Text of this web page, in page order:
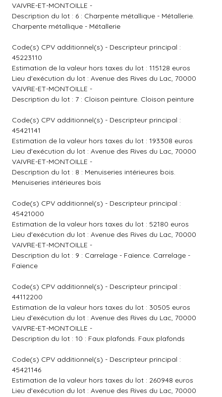
VAIVRE-ET-MONTOILLE -
Description du lot : 6 : Charpente métallique - Métallerie.
Charpente métallique - Métallerie
Code(s) CPV additionnel(s) - Descripteur principal :
45223110
Estimation de la valeur hors taxes du lot : 115128 euros
Lieu d'exécution du lot : Avenue des Rives du Lac, 70000
VAIVRE-ET-MONTOILLE -
Description du lot : 7 : Cloison peinture. Cloison peinture
Code(s) CPV additionnel(s) - Descripteur principal :
45421141
Estimation de la valeur hors taxes du lot : 193308 euros
Lieu d'exécution du lot : Avenue des Rives du Lac, 70000
VAIVRE-ET-MONTOILLE -
Description du lot : 8 : Menuiseries intérieures bois.
Menuiseries intérieures bois
Code(s) CPV additionnel(s) - Descripteur principal :
45421000
Estimation de la valeur hors taxes du lot : 52180 euros
Lieu d'exécution du lot : Avenue des Rives du Lac, 70000
VAIVRE-ET-MONTOILLE -
Description du lot : 9 : Carrelage - Faïence. Carrelage -
Faïence
Code(s) CPV additionnel(s) - Descripteur principal :
44112200
Estimation de la valeur hors taxes du lot : 30505 euros
Lieu d'exécution du lot : Avenue des Rives du Lac, 70000
VAIVRE-ET-MONTOILLE -
Description du lot : 10 : Faux plafonds. Faux plafonds
Code(s) CPV additionnel(s) - Descripteur principal :
45421146
Estimation de la valeur hors taxes du lot : 260948 euros
Lieu d'exécution du lot : Avenue des Rives du Lac, 70000